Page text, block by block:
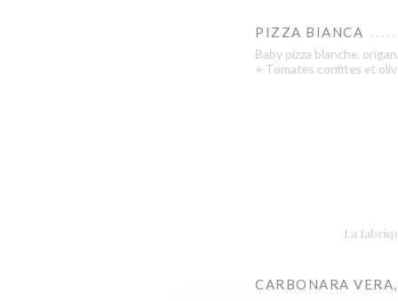
PIZZA BIANCA
Baby pizza blanche,
+ Tomates confites et
La
CARBONARA